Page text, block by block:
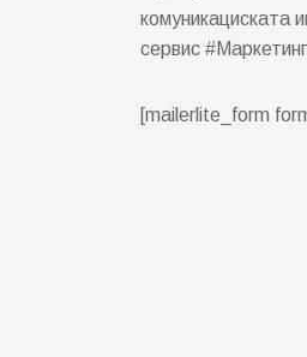
комуникациската
сервис
[mailerlite_form